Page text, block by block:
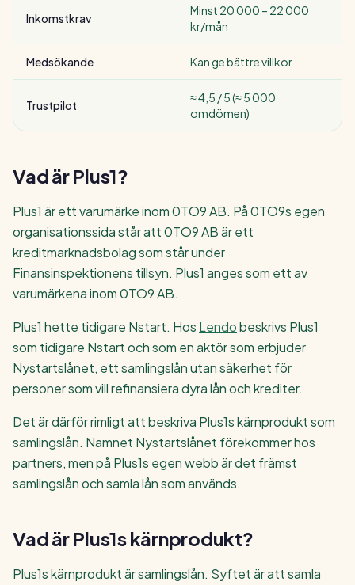
Inkomstkrav
Minst 20 000 – 22 000
kr/mån
Medsökande Kan ge bättre villkor
Trustpilot
≈ 4,5 / 5 (≈ 5 000
omdömen)
Vad är Plus1?
Plus1 är ett varumärke inom 0TO9 AB. På 0TO9s egen
organisationssida står att 0TO9 AB är ett
kreditmarknadsbolag som står under
Finansinspektionens tillsyn. Plus1 anges som ett av
varumärkena inom 0TO9 AB.
Plus1 hette tidigare Nstart. Hos Lendobeskrivs Plus1
som tidigare Nstart och som en aktör som erbjuder
Nystartslånet, ett samlingslån utan säkerhet för
personer som vill refinansiera dyra lån och krediter.
Det är därför rimligt att beskriva Plus1s kärnprodukt som
samlingslån. Namnet Nystartslånet förekommer hos
partners, men på Plus1s egen webb är det främst
samlingslån och samla lån som används.
Vad är Plus1s kärnprodukt?
Plus1s kärnprodukt är samlingslån. Syftet är att samla